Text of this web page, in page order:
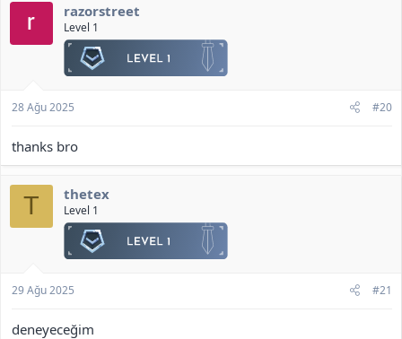
razorstreet
Level 1
28 Ağu 2025 #20
thanks bro
T thetex
Level 1
29 Ağu 2025 #21
deneyeceğim